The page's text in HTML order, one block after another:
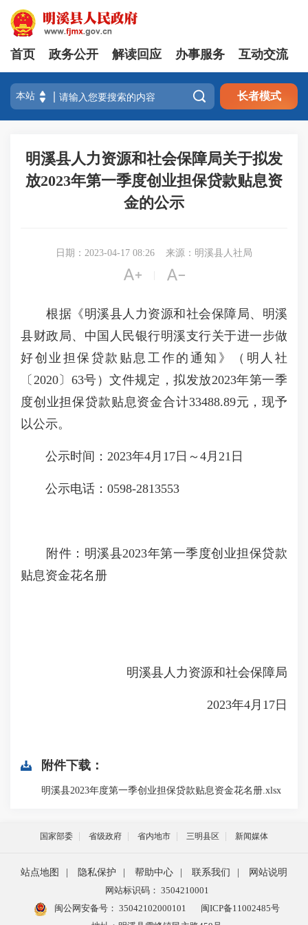
首页 政务公开 解读回应 办事服务 互动交流
 长者模式
明溪县人力资源和社会保障局关于拟发
放2023年第一季度创业担保贷款贴息资
金的公示
日期：2023-04-17 08:26 来源：明溪县人社局
 
根据《明溪县人力资源和社会保障局、明溪
县财政局、中国人民银行明溪支行关于进一步做
好创业担保贷款贴息工作的通知》（明人社
〔2020〕63号）文件规定，拟发放2023年第一季
度创业担保贷款贴息资金合计33488.89元，现予
以公示。
公示时间：2023年4月17日～4月21日
公示电话：0598-2813553
附件：明溪县2023年第一季度创业担保贷款
贴息资金花名册
明溪县人力资源和社会保障局
2023年4月17日
附件下载：
明溪县2023年度第一季创业担保贷款贴息资金花名册.xlsx
国家部委 省级政府 省内地市 三明县区 新闻媒体
站点地图 隐私保护 帮助中心 联系我们
网站说明
网站标识码： 3504210001
闽公网安备号： 35042102000101
闽ICP备11002485号